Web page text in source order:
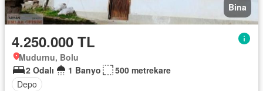
Bina
4.250.000 TL
Mudurnu, Bolu
2 Odalı
1 Banyo
500 metrekare
Depo